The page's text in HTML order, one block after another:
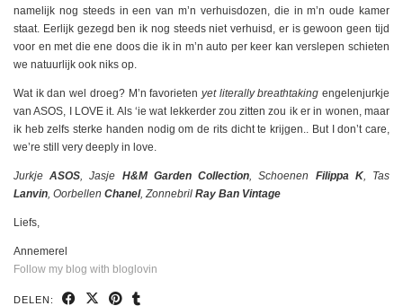
namelijk nog steeds in een van m’n verhuisdozen, die in m’n oude kamer
staat. Eerlijk gezegd ben ik nog steeds niet verhuisd, er is gewoon geen tijd
voor en met die ene doos die ik in m’n auto per keer kan verslepen schieten
we natuurlijk ook niks op.
Wat ik dan wel droeg? M’n favorieten yet literally breathtaking engelenjurkje
van ASOS, I LOVE it. Als ‘ie wat lekkerder zou zitten zou ik er in wonen, maar
ik heb zelfs sterke handen nodig om de rits dicht te krijgen.. But I don’t care,
we’re still very deeply in love.
JurkjeASOS , Jasje H&M Garden Collection , Schoenen Filippa K, Tas
Lanvin , Oorbellen Chanel, Zonnebril Ray Ban Vintage
Liefs,
Annemerel
Follow my blog with bloglovin
DELEN: